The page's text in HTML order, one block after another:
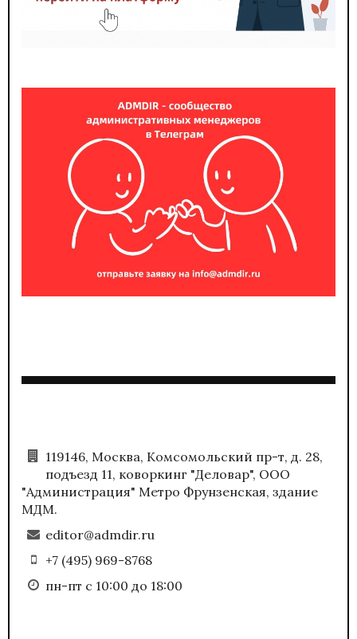
119146, Москва, Комсомольский пр-т, д. 28,
подъезд 11, коворкинг "Деловар", ООО
"Администрация" Метро Фрунзенская, здание
МДМ.
editor@admdir.ru
+7 (495) 969-8768
пн-пт с 10:00 до 18:00